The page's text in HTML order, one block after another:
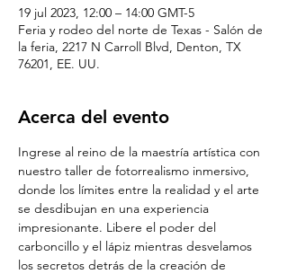
19 jul 2023, 12:00 – 14:00 GMT-5
Feria y rodeo del norte de Texas - Salón de
la feria, 2217 N Carroll Blvd, Denton, TX
76201, EE. UU.
Acerca del evento
Ingrese al reino de la maestría artística con
nuestro taller de fotorrealismo inmersivo,
donde los límites entre la realidad y el arte
se desdibujan en una experiencia
impresionante. Libere el poder del
carboncillo y el lápiz mientras desvelamos
los secretos detrás de la creación de